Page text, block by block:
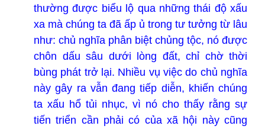
thường được biểu lộ qua những thái độ xấu
xa mà chúng ta đã ấp ủ trong tư tưởng từ lâu
như: chủ nghĩa phân biệt chủng tộc, nó được
chôn dấu sâu dưới lòng đất, chỉ chờ thời
bùng phát trở lại. Nhiều vụ việc do chủ nghĩa
này gây ra vẫn đang tiếp diễn, khiến chúng
ta xấu hổ tủi nhục, vì nó cho thấy rằng sự
tiến triển cần phải có của xã hội này cũng